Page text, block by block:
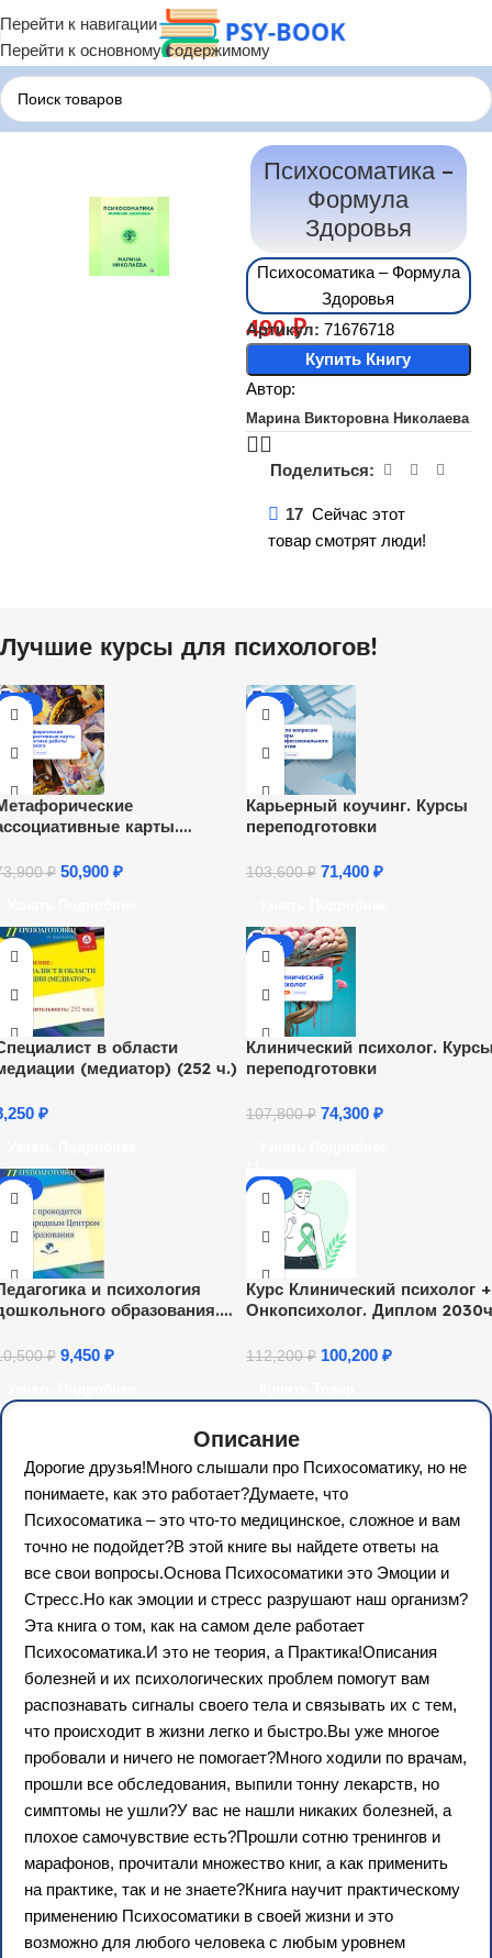
Перейти к навигации
Перейти к основному содержимому
Главная Терапия по Состояниям Терапия Психосоматики
Психосоматика –
Формула
Здоровья
Психосоматика – Формула
Здоровья
Артикул: 71676718
490₽
Купить Книгу
Автор:
Марина Викторовна Николаева
Поделиться:
17 Сейчас этот
товар смотрят люди!
Лучшие курсы для психологов!
-31%
карты.
₽ 50,900 ₽
-31%
Карьерный коучинг. Курсы
переподготовки
103,600₽ 71,400 ₽
в области
(медиатор) (252 ч.)
₽
-31%
Клинический психолог.
переподготовки
107,800₽ 74,300 ₽
-10%
и психология
образования.
психолог» (252 ч.)
₽ 9,450 ₽
-11%
Курс Клинический психолог +
Онкопсихолог. Диплом 2030ч
112,200₽ 100,200 ₽
Описание
Дорогие друзья!Много слышали про Психосоматику, но не
понимаете, как это работает?Думаете, что
Психосоматика – это что-то медицинское, сложное и вам
точно не подойдет?В этой книге вы найдете ответы на
все свои вопросы.Основа Психосоматики это Эмоции и
Стресс.Но как эмоции и стресс разрушают наш организм?
Эта книга о том, как на самом деле работает
Психосоматика.И это не теория, а Практика!Описания
болезней и их психологических проблем помогут вам
распознавать сигналы своего тела и связывать их с тем,
что происходит в жизни легко и быстро.Вы уже многое
пробовали и ничего не помогает?Много ходили по врачам,
прошли все обследования, выпили тонну лекарств, но
симптомы не ушли?У вас не нашли никаких болезней, а
плохое самочувствие есть?Прошли сотню тренингов и
марафонов, прочитали множество книг, а как применить
на практике, так и не знаете?Книга научит практическому
применению Психосоматики в своей жизни и это
возможно для любого человека с любым уровнем